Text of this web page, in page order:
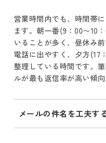
営業時間内でも、時間帯
ます。朝一番(9：00〜10
いることが多く、昼休み
電話に出やすく、夕方(17
整理している時間です。
ルが最も返信率が高い傾向
メールの件名を工夫す